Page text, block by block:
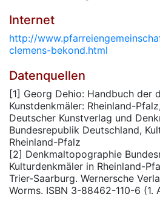
Internet
http://
clemens-bekond.html
Datenquellen
[1] Georg Dehio: Handbuch der
Kunstdenkmäler: Rheinland-
Deutscher Kunstverlag und
Bundesrepublik Deutschland,
Rheinland-Pfalz
[2] Denkmaltopographie
Kulturdenkmäler in Rheinland-
Trier-Saarburg. Wernersche
Worms. ISBN 3-88462-110-6 (1.